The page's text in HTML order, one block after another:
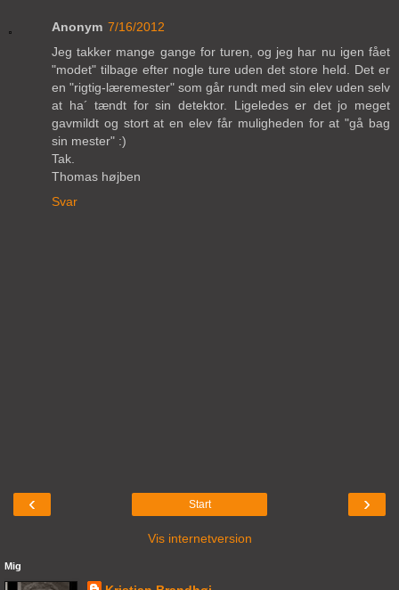
Anonym 7/16/2012
Jeg takker mange gange for turen, og jeg har nu igen fået
"modet" tilbage efter nogle ture uden det store held. Det er
en "rigtig-læremester" som går rundt med sin elev uden selv
at ha´ tændt for sin detektor. Ligeledes er det jo meget
gavmildt og stort at en elev får muligheden for at "gå bag
sin mester" :)
Tak.
Thomas højben
Svar
‹ ›
Start
Vis internetversion
Mig